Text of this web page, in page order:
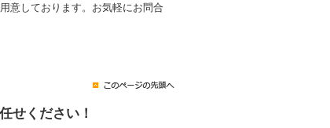
意しております。お気軽にお問合
せください！